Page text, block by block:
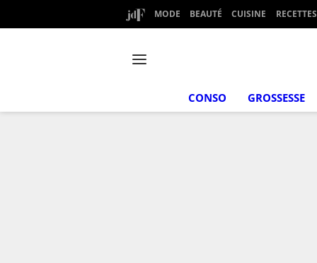
MODE BEAUTÉ CUISINE RECETTES
CONSO GROSSESSE